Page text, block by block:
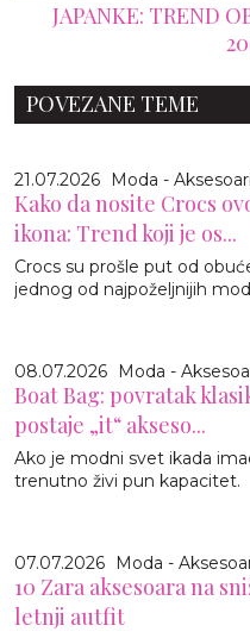
JAPANKE: TREND
POVEZANE TEME
21.07.2026 Moda - Aksesoari
Kako da nosite Crocs
ikona: Trend koji je os...
Crocs su prošle put od
jednog od najpoželjnijih
08.07.2026 Moda -
Boat Bag: povratak
postaje „it“ akseso...
Ako je modni svet ikada
trenutno živi pun kapacitet.
07.07.2026 Moda -
10 Zara aksesoara na
letnji autfit